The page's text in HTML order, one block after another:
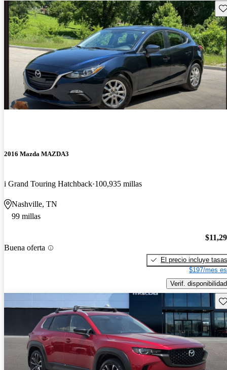
2016 Mazda MAZDA3
i Grand Touring Hatchback 100,935 millas
Nashville, TN
99 millas
Buena oferta
El precio incluye tasas
$197/mes
Verif. disponibilidad